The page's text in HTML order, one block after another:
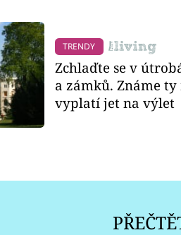
TRENDY
Zchlaďte se v
a zámků. Známe ty
vyplatí jet na výlet